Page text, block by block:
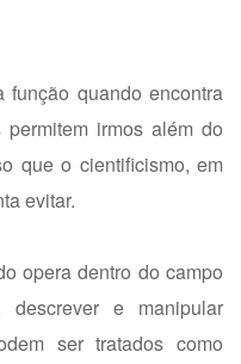
função quando encontra
irmos além do
que o cientificismo, em
evitar.
opera dentro do campo
e manipular
ser tratados como